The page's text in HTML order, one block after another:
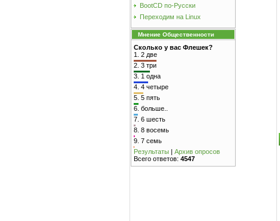
BootCD по-Русски
Переходим на Linux
Мнение Общественности
Сколько у вас Флешек?
1. 2 две
2. 3 три
3. 1 одна
4. 4 четыре
5. 5 пять
6. больше..
7. 6 шесть
8. 8 восемь
9. 7 семь
Результаты | Архив опросов
Всего ответов: 4547